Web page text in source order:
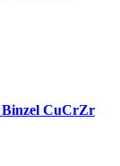
Binzel CuCrZr